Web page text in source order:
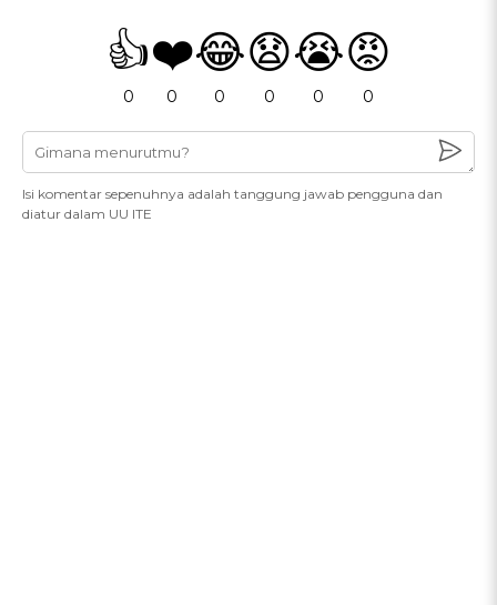
👍
0
❤️
0
😂
0
😧
0
😭
0
😡
0
Isi komentar sepenuhnya adalah tanggung jawab pengguna dan
diatur dalam UU ITE